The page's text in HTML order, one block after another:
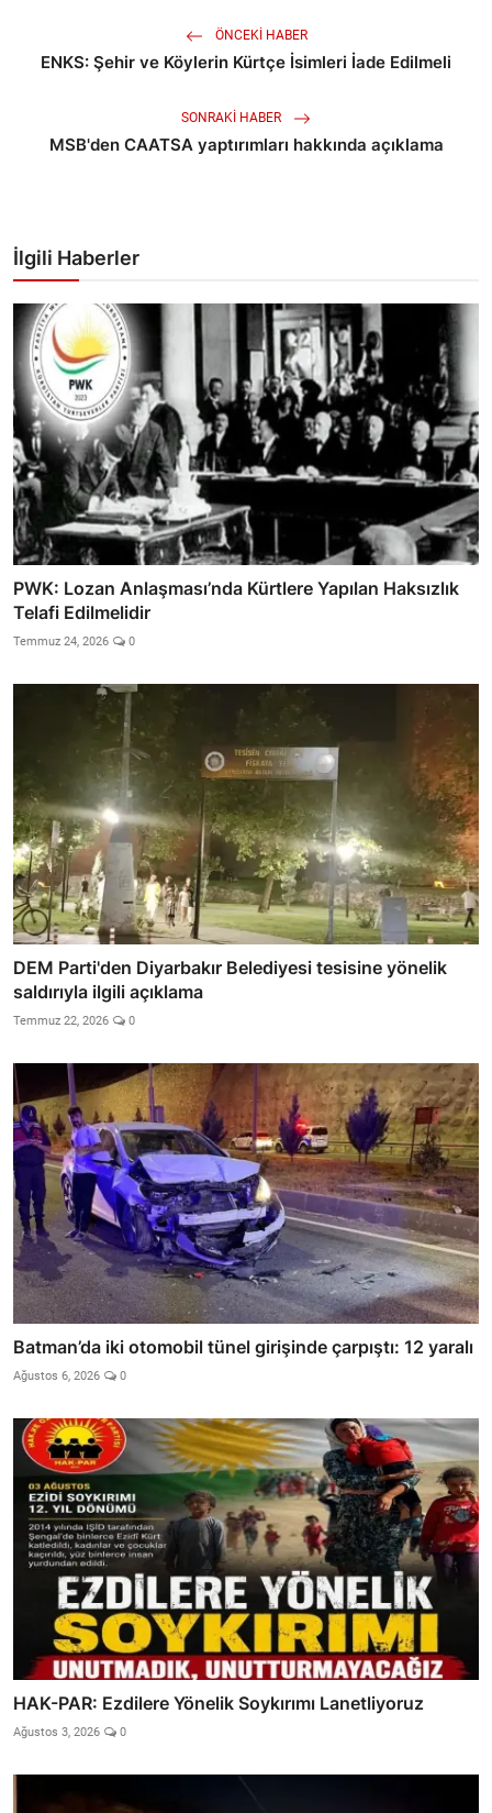
ÖNCEKI HABER
ENKS: Şehir ve Köylerin Kürtçe İsimleri İade Edilmeli
SONRAKI HABER
MSB'den CAATSA yaptırımları hakkında açıklama
İlgili Haberler
PWK: Lozan Anlaşması’nda Kürtlere Yapılan Haksızlık
Telafi Edilmelidir
Temmuz 24, 2026 0
DEM Parti'den Diyarbakır Belediyesi tesisine yönelik
saldırıyla ilgili açıklama
Temmuz 22, 2026 0
Batman’da iki otomobil tünel girişinde çarpıştı: 12 yaralı
Ağustos 6, 2026 0
HAK-PAR: Ezdilere Yönelik Soykırımı Lanetliyoruz
Ağustos 3, 2026 0